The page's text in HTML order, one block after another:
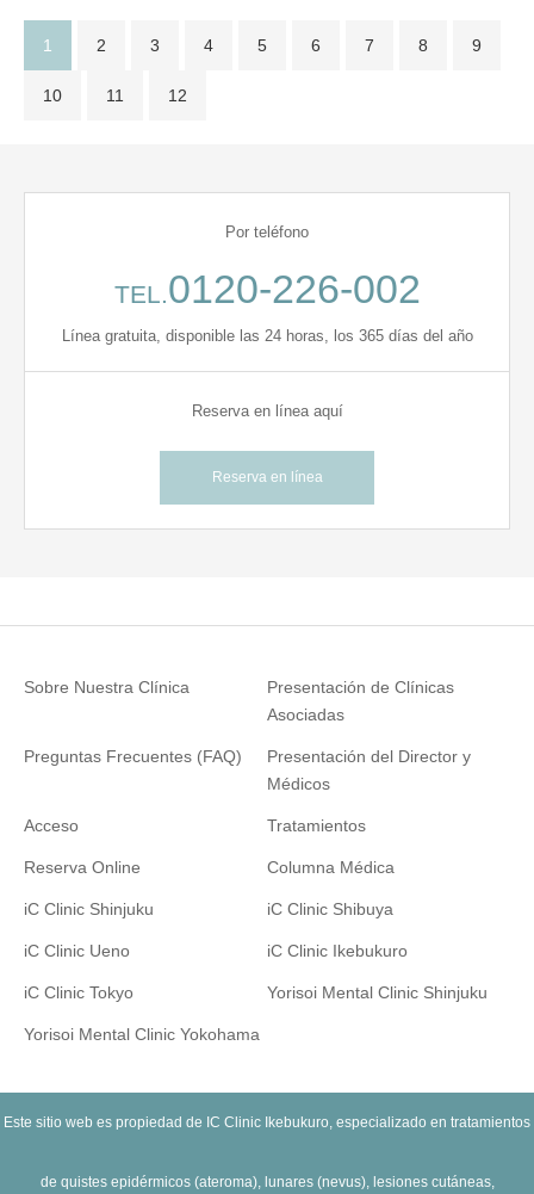
1 2 3 4 5 6 7 8 9
10 11 12
Por teléfono
TEL.0120-226-002
Línea gratuita, disponible las 24 horas, los 365 días del año
Reserva en línea aquí
Reserva en línea
Sobre Nuestra Clínica
Presentación de Clínicas
Asociadas
Preguntas Frecuentes (FAQ)
Presentación del Director y
Médicos
Acceso Tratamientos
Reserva Online Columna Médica
iC Clinic Shinjuku iC Clinic Shibuya
iC Clinic Ueno iC Clinic Ikebukuro
iC Clinic Tokyo Yorisoi Mental Clinic Shinjuku
Yorisoi Mental Clinic Yokohama
Este sitio web es propiedad de IC Clinic Ikebukuro, especializado en tratamientos
de quistes epidérmicos (ateroma), lunares (nevus), lesiones cutáneas,